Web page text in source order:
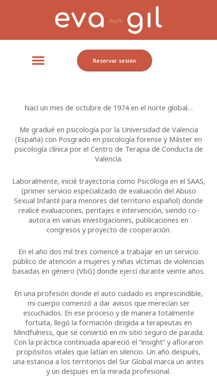
Menú Reservar sesión
Nací un mes de octubre de 1974 en el norte global…
Me gradué en psicología por la Universidad de Valencia
(España) con Posgrado en psicología forense y Máster en
psicología clínica por el Centro de Terapia de Conducta de
Valencia.
Laboralmente, inicié trayectoria como Psicóloga en el SAAS,
(primer servicio especializado de evaluación del Abuso
Sexual Infantil para menores del territorio español) donde
realicé evaluaciones, peritajes e intervención, siendo co-
autora en varias investigaciones, publicaciones en
congresos y proyecto de cooperación.
En el año dos mil tres comencé a trabajar en un servicio
público de atención a mujeres y niñas víctimas de violencias
basadas en género (VbG) donde ejercí durante veinte años.
En una profesión donde el auto cuidado es imprescindible,
mi cuerpo comenzó a dar avisos que merecían ser
escuchados. En ese proceso y de manera totalmente
fortuita, llegó la formación dirigida a terapeutas en
Mindfulness, que se convirtió en mi sitio seguro de parada.
Con la práctica continuada apareció el “insight” y afloraron
propósitos vitales que latían en silencio. Un año después,
una estancia a los territorios del Sur Global marca un antes
y un después en la mirada profesional.